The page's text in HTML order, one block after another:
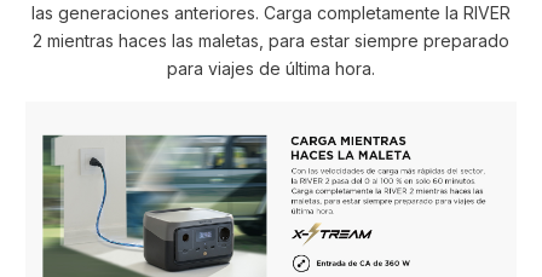
las generaciones anteriores. Carga completamente la RIVER
2 mientras haces las maletas, para estar siempre preparado
para viajes de última hora.